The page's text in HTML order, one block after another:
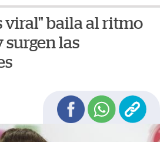
viral" baila al ritmo
las